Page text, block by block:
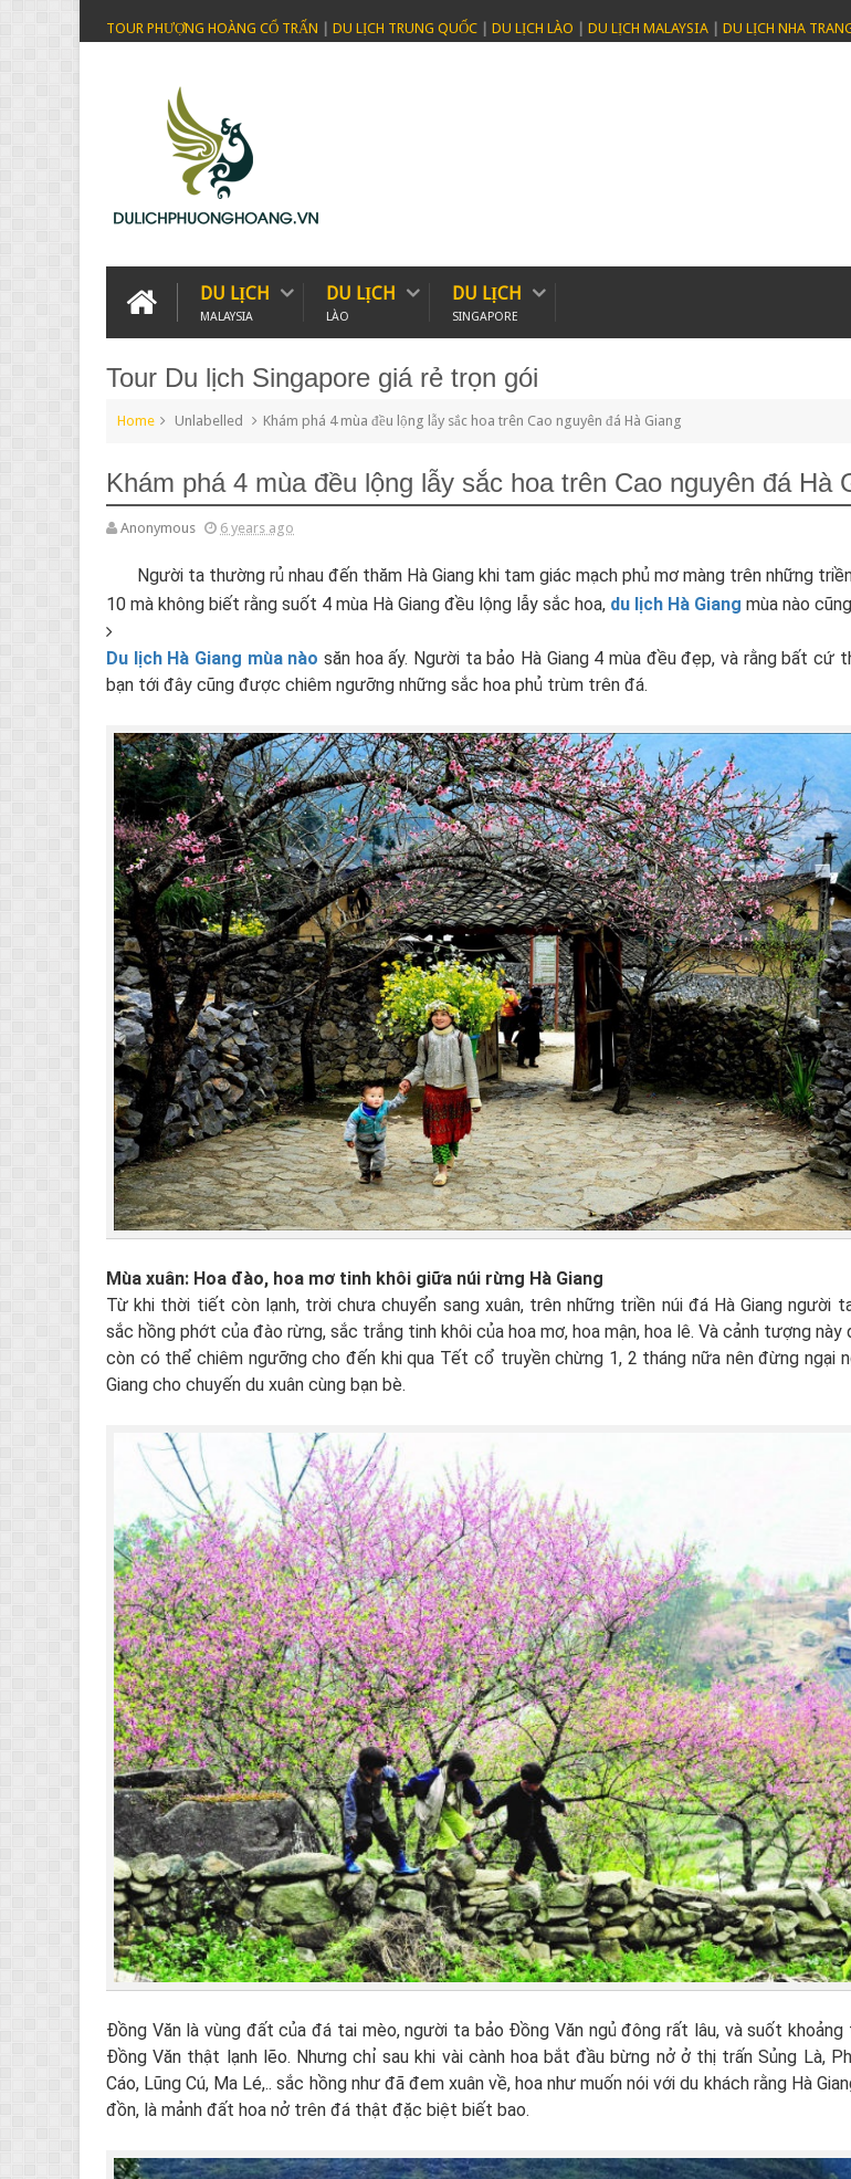
TOUR PHƯỢNG HOÀNG CỔ TRẤN DU LỊCH TRUNG QUỐC DU LỊCH LÀO DU LỊCH MALAYSIA DU LỊCH NHA
DU LỊCH
MALAYSIA
DU LỊCH
LÀO
DU LỊCH
SINGAPORE
Tour Du lịch Singapore giá rẻ trọn gói
Home Unlabelled Khám phá 4 mùa đều lộng lẫy sắc hoa trên Cao nguyên đá Hà Giang
Khám phá 4 mùa đều lộng lẫy sắc hoa trên Cao nguyên đá Hà
Anonymous 6 years ago
Người ta thường rủ nhau đến thăm Hà Giang khi tam giác mạch phủ mơ màng trên những
10 mà không biết rằng suốt 4 mùa Hà Giang đều lộng lẫy sắc hoa, du lịch Hà Giang mùa nào
Du lịch Hà Giang mùa nào săn hoa ấy. Người ta bảo Hà Giang 4 mùa đều đẹp, và rằng bất cứ
bạn tới đây cũng được chiêm ngưỡng những sắc hoa phủ trùm trên đá.
Mùa xuân: Hoa đào, hoa mơ tinh khôi giữa núi rừng Hà Giang
Từ khi thời tiết còn lạnh, trời chưa chuyển sang xuân, trên những triền núi đá Hà Giang người
sắc hồng phớt của đào rừng, sắc trắng tinh khôi của hoa mơ, hoa mận, hoa lê. Và cảnh tượng này
còn có thể chiêm ngưỡng cho đến khi qua Tết cổ truyền chừng 1, 2 tháng nữa nên đừng ngại
Giang cho chuyến du xuân cùng bạn bè.
Đồng Văn là vùng đất của đá tai mèo, người ta bảo Đồng Văn ngủ đông rất lâu, và suốt khoảng
Đồng Văn thật lạnh lẽo. Nhưng chỉ sau khi vài cành hoa bắt đầu bừng nở ở thị trấn Sủng Là,
Cáo, Lũng Cú, Ma Lé,.. sắc hồng như đã đem xuân về, hoa như muốn nói với du khách rằng Hà
đồn, là mảnh đất hoa nở trên đá thật đặc biệt biết bao.